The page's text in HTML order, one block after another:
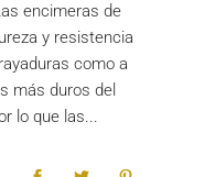
encimeras de
y resistencia
como a
más duros del
lo que las